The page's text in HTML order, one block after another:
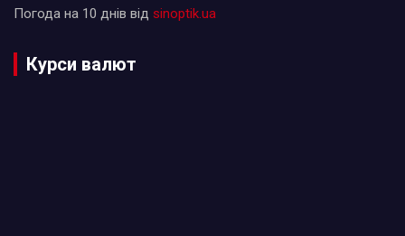
Погода на 10 днів від sinoptik.ua
Курси валют